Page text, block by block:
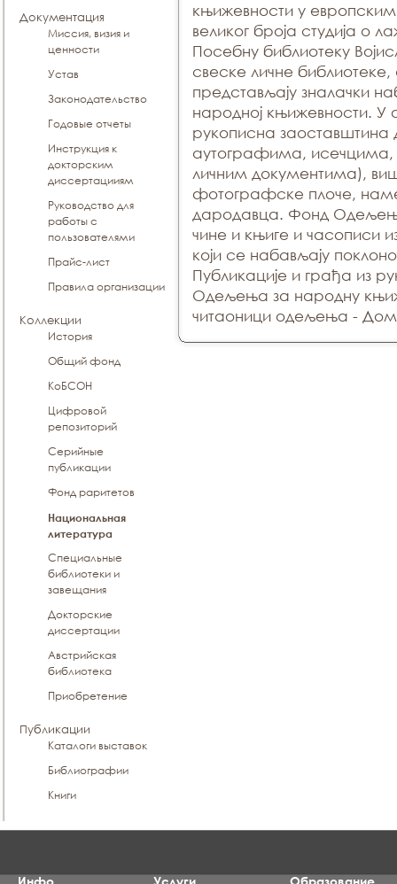
Документация
Миссия, визия и
ценности
Устав
Законодательство
Годовые отчеты
Инструкция к
докторским
диссертацииям
Руководство для
работы с
пользователями
Прайс-лист
Правила организации
Коллекции
История
Общий фонд
КоБСОН
Цифровой
репозиторий
Серийные
публикации
Фонд раритетов
Национальная
литература
Специальные
библиотеки и
завещания
Докторские
диссертации
Австрийская
библиотека
Приобретение
Публикации
Каталоги выставок
Библиографии
Книги
књижевности у
великог броја студија о
Посебну библиотеку
свеске личне
представљају зналачки
народној књижевности. У
рукописна
аутографима,
личним документима),
фотографске плоче,
дародавца. Фонд
чине и књиге и часописи
који се набављају
Публикације и грађа из
Одељења за народну
читаоници одељења -
Инфо
Услуги
Образование